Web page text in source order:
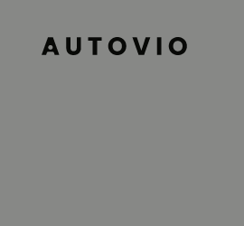
AUTOVIO